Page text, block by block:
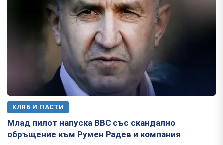
ХЛЯБ И ПАСТИ
Млад пилот напуска ВВС със скандално
обръщение към Румен Радев и компания